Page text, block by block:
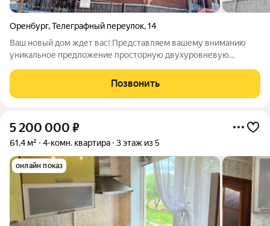
Оренбург,Телеграфный переулок,14
Ваш новый дом ждет вас! Представляем вашему вниманию
уникальное предложение просторную двухуровневую
развивающегося района по адресу: п-к Телеграфный, 14. Это
идеальное место для создания семейного
Позвонить
5 200 000 ₽
61,4 м² 4-комн. квартира 3 этаж из 5
онлайн показ